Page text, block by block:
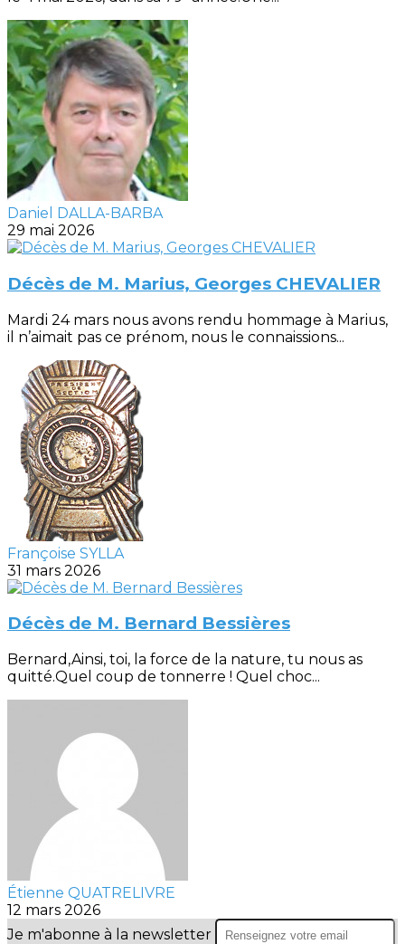
Daniel DALLA-BARBA
29 mai 2026
Décès de M. Marius, Georges CHEVALIER
Mardi 24 mars nous avons rendu hommage à Marius,
il n’aimait pas ce prénom, nous le connaissions...
Françoise SYLLA
31 mars 2026
Décès de M. Bernard Bessières
Bernard,Ainsi, toi, la force de la nature, tu nous as
quitté.Quel coup de tonnerre ! Quel choc...
Étienne QUATRELIVRE
12 mars 2026
Je m'abonne à la newsletter